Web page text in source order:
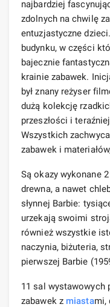
najbardziej
zdolnych na chwilę
entuzjastyczne
budynku, w części
bajecznie
krainie zabawek.
był znany reżyser
dużą kolekcję
przeszłości i
Wszystkich
zabawek i
Są okazy wykonane
drewna, a nawet
słynnej Barbie:
urzekają swoimi
również wszystkie
naczynia, biżuteria,
pierwszej Barbie
11 sal wystawowych
zabawek z miastami,